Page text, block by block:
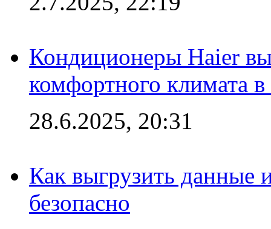
Кондиционеры Haier
комфортного климата
28.6.2025, 20:31
Как выгрузить данные
безопасно